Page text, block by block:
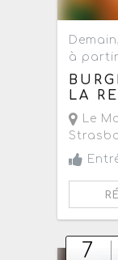
à
LA
Le
7